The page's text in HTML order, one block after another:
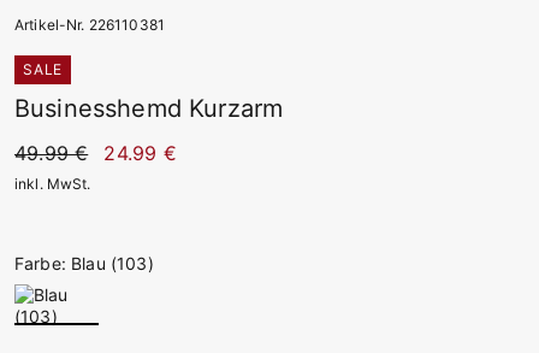
Artikel-Nr. 226110381
SALE
Businesshemd Kurzarm
49.99 € 24.99 €
inkl. MwSt.
Farbe: Blau (103)